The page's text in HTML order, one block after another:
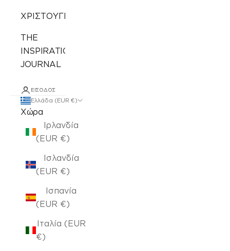
ΧΡΙΣΤΟΥΓΕΝΝΙΑΤΙΚΑ
THE
INSPIRATION
JOURNAL
ΕΊΣΟΔΟΣ
Ελλάδα (EUR €)
Χώρα
Ιρλανδία
(EUR €)
Ισλανδία
(EUR €)
Ισπανία
(EUR €)
Ιταλία (EUR
€)